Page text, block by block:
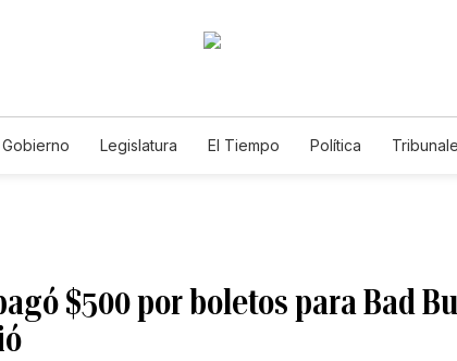
Gobierno Legislatura El Tiempo Política
$500 por boletos para Bad